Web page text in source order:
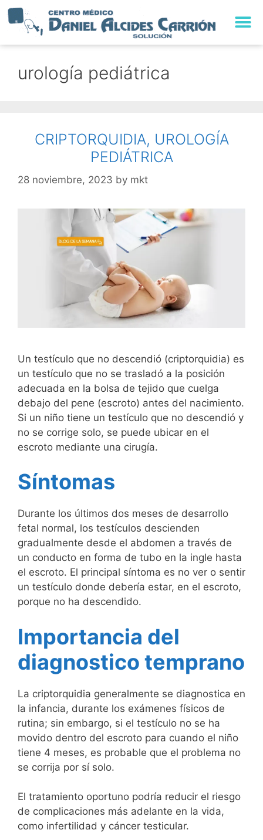
urología pediátrica
CRIPTORQUIDIA, UROLOGÍA
PEDIÁTRICA
28 noviembre, 2023 by mkt
Un testículo que no descendió (criptorquidia) es
un testículo que no se trasladó a la posición
adecuada en la bolsa de tejido que cuelga
debajo del pene (escroto) antes del nacimiento.
Si un niño tiene un testículo que no descendió y
no se corrige solo, se puede ubicar en el
escroto mediante una cirugía.
Síntomas
Durante los últimos dos meses de desarrollo
fetal normal, los testículos descienden
gradualmente desde el abdomen a través de
un conducto en forma de tubo en la ingle hasta
el escroto. El principal síntoma es no ver o sentir
un testículo donde debería estar, en el escroto,
porque no ha descendido.
Importancia del
diagnostico temprano
La criptorquidia generalmente se diagnostica en
la infancia, durante los exámenes físicos de
rutina; sin embargo, si el testículo no se ha
movido dentro del escroto para cuando el niño
tiene 4 meses, es probable que el problema no
se corrija por sí solo.
El tratamiento oportuno podría reducir el riesgo
de complicaciones más adelante en la vida,
como infertilidad y cáncer testicular.